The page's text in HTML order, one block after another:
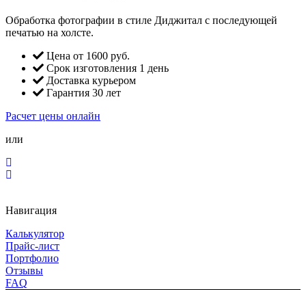
Обработка фотографии в стиле Диджитал с последующей
печатью на холсте.
Цена от 1600 руб.
Срок изготовления 1 день
Доставка курьером
Гарантия 30 лет
Расчет цены онлайн
или
Навигация
Калькулятор
Прайс-лист
Портфолио
Отзывы
FAQ